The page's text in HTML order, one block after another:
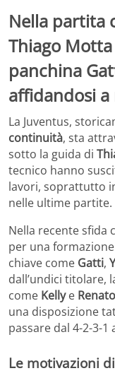
Nella partita
Thiago
panchina
affidandosi
La Juventus,
continuità, sta
sotto la guida di
tecnico hanno
lavori, soprattutto
nelle ultime partite.​
Nella recente sfida
per una
chiave come Gatti,
dall’undici titolare,
come Kellye
una disposizione
passare dal 4-2-3-
Le motivazioni